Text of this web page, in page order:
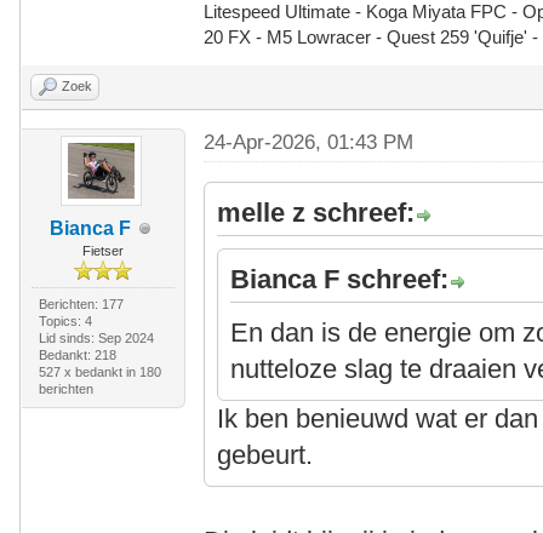
Litespeed Ultimate - Koga Miyata FPC -
20 FX - M5 Lowracer - Quest 259 'Quifje'
Zoek
Bianca F
Fietser
Berichten: 177
Topics: 4
Lid sinds: Sep 2024
Bedankt: 218
527 x bedankt in 180
berichten
24-Apr-2026, 01:43 PM
melle z schreef:
Bianca F schreef:
En dan is de energie om
nutteloze slag te draaien
Ik ben benieuwd wat er
gebeurt.